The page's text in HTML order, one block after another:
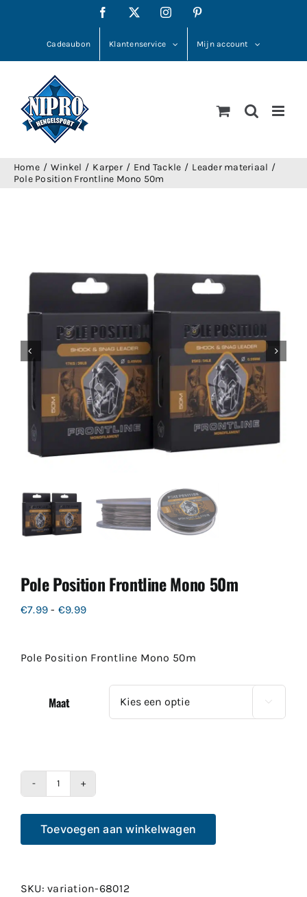
Facebook Instagram
Cadeaubon Klantenservice Mijn account
Home Winkel Karper End Tackle
Leader materiaal
Pole Position Frontline Mono 50m
Pole Position Frontline Mono 50m
€7.99 - €9.99Prijsklasse:
€9.99
Pole Position Frontline Mono 50m
Maat 
Frontline
Mono
aantal
Toevoegen aan winkelwagen
SKU:variation-68012